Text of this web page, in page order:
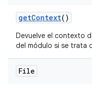
getContext()
Devuelve el contexto
del módulo si se trata
File